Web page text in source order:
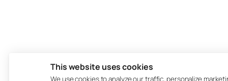
This website uses cookies
We use cookies to analyze our traffic, personalize